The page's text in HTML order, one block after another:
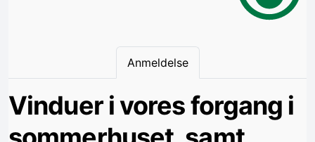
Anmeldelse
Vinduer i vores forgang i